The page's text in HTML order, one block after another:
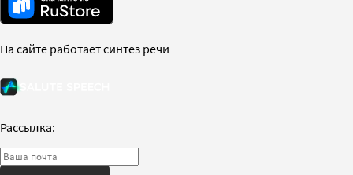
На сайте работает синтез речи
Рассылка: